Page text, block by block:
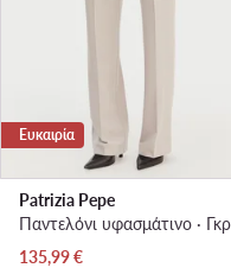
Ευκαιρία
Patrizia Pepe
Τρέχουσα τιμή
135,99€